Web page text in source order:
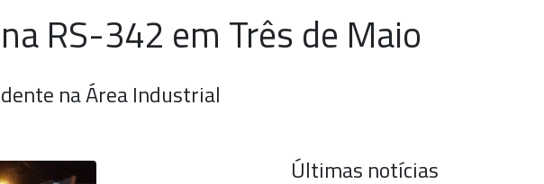
RS-342 em Três de Maio
na Área Industrial
Últimas notícias